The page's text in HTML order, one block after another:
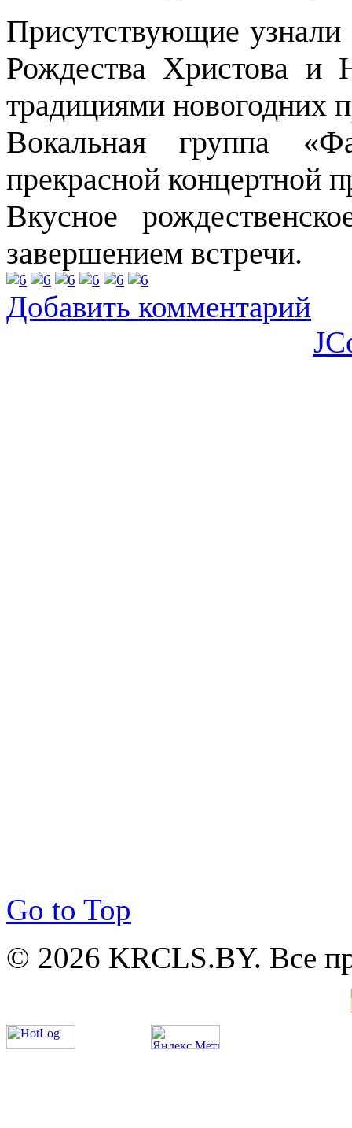
Присутствующие узнали
Рождества Христова и
традициями новогодних
Вокальная группа
прекрасной концертной
Вкусное
завершением встречи.
Добавить комментарий
Go to Top
© 2026 KRCLS.BY. Все